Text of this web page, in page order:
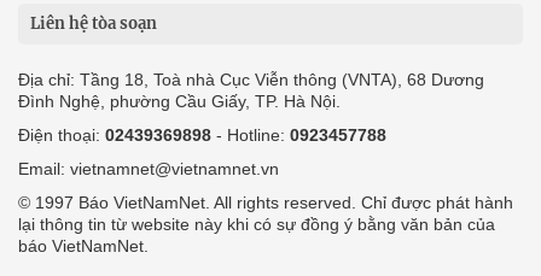
Liên hệ tòa soạn
Địa chỉ: Tầng 18, Toà nhà Cục Viễn thông (VNTA), 68 Dương
Đình Nghệ, phường Cầu Giấy, TP. Hà Nội.
Điện thoại: 02439369898 - Hotline: 0923457788
Email: vietnamnet@vietnamnet.vn
© 1997 Báo VietNamNet. All rights reserved. Chỉ được phát hành
lại thông tin từ website này khi có sự đồng ý bằng văn bản của
báo VietNamNet.